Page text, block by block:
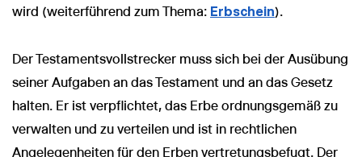
wird (weiterführend zum Thema: Erbschein).
Der Testamentsvollstrecker muss sich bei der Ausübung
seiner Aufgaben an das Testament und an das Gesetz
halten. Er ist verpflichtet, das Erbe ordnungsgemäß zu
verwalten und zu verteilen und ist in rechtlichen
Angelegenheiten für den Erben vertretungsbefugt. Der